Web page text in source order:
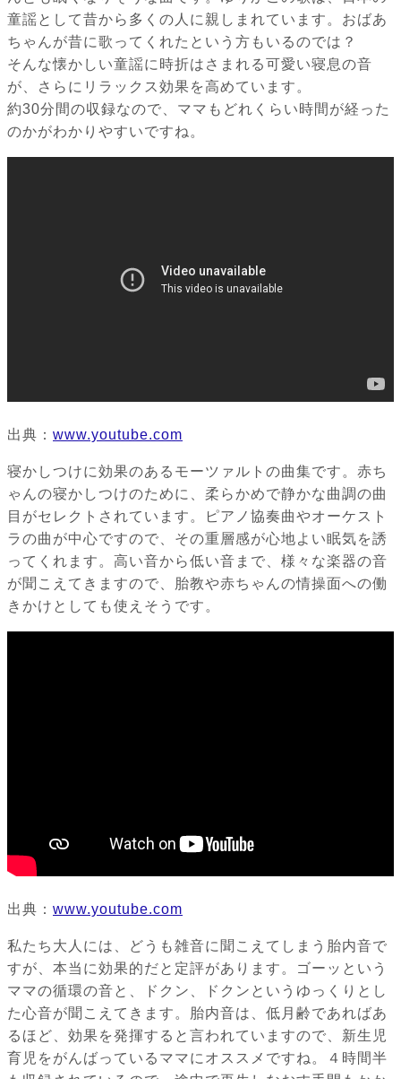
童謡として昔から多くの人に親しまれています。おばあ
ちゃんが昔に歌ってくれたという方もいるのでは？
そんな懐かしい童謡に時折はさまれる可愛い寝息の音
が、さらにリラックス効果を高めています。
約30分間の収録なので、ママもどれくらい時間が経った
のかがわかりやすいですね。
出典： www.youtube.com
寝かしつけに効果のあるモーツァルトの曲集です。赤ち
ゃんの寝かしつけのために、柔らかめで静かな曲調の曲
目がセレクトされています。ピアノ協奏曲やオーケスト
ラの曲が中心ですので、その重層感が心地よい眠気を誘
ってくれます。高い音から低い音まで、様々な楽器の音
が聞こえてきますので、胎教や赤ちゃんの情操面への働
きかけとしても使えそうです。
出典： www.youtube.com
私たち大人には、どうも雑音に聞こえてしまう胎内音で
すが、本当に効果的だと定評があります。ゴーッという
ママの循環の音と、ドクン、ドクンというゆっくりとし
た心音が聞こえてきます。胎内音は、低月齢であればあ
るほど、効果を発揮すると言われていますので、新生児
育児をがんばっているママにオススメですね。４時間半